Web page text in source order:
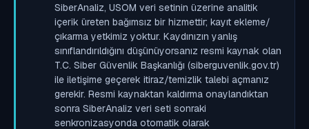
SiberAnaliz, USOM veri setinin üzerine analitik
içerik üreten bağımsız bir hizmettir; kayıt ekleme/
çıkarma yetkimiz yoktur. Kaydınızın yanlış
sınıflandırıldığını düşünüyorsanız resmi kaynak olan
T.C. Siber Güvenlik Başkanlığı (siberguvenlik.gov.tr)
ile iletişime geçerek itiraz/temizlik talebi açmanız
gerekir. Resmi kaynaktan kaldırma onaylandıktan
sonra SiberAnaliz veri seti sonraki
senkronizasyonda otomatik olarak